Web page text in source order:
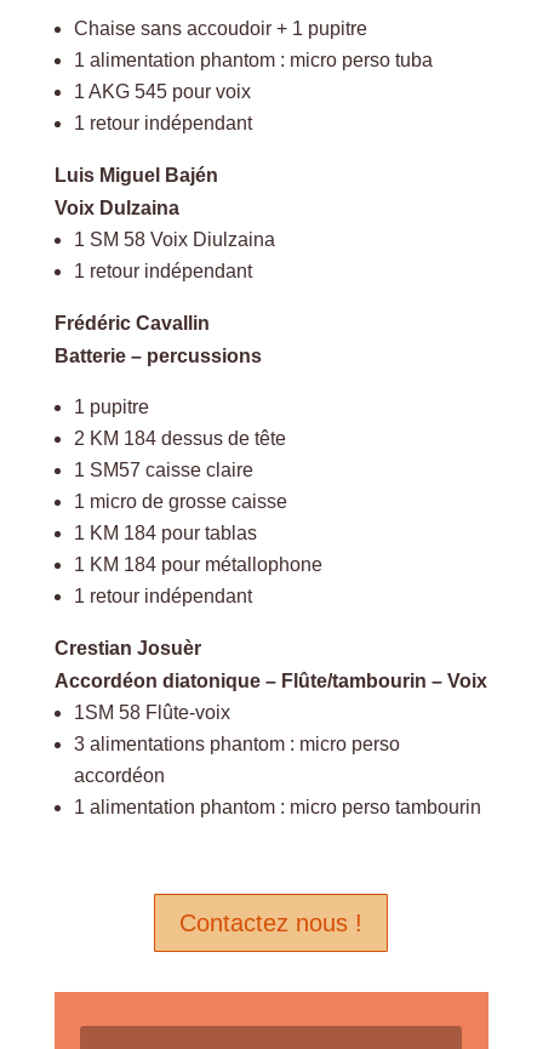
Chaise sans accoudoir + 1 pupitre
1 alimentation phantom : micro perso tuba
1 AKG 545 pour voix
1 retour indépendant
Luis Miguel Bajén
Voix Dulzaina
1 SM 58 Voix Diulzaina
1 retour indépendant
Frédéric Cavallin
Batterie – percussions
1 pupitre
2 KM 184 dessus de tête
1 SM57 caisse claire
1 micro de grosse caisse
1 KM 184 pour tablas
1 KM 184 pour métallophone
1 retour indépendant
Crestian Josuèr
Accordéon diatonique – Flûte/tambourin – Voix
1SM 58 Flûte-voix
3 alimentations phantom : micro perso
accordéon
1 alimentation phantom : micro perso tambourin
Contactez nous !